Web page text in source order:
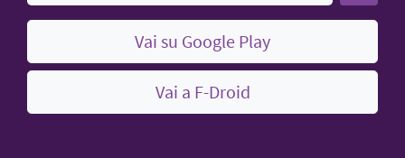
Vai su Google Play
Vai a F-Droid